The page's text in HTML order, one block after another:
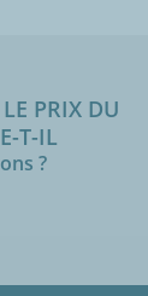
PRIX DU
T-IL
?